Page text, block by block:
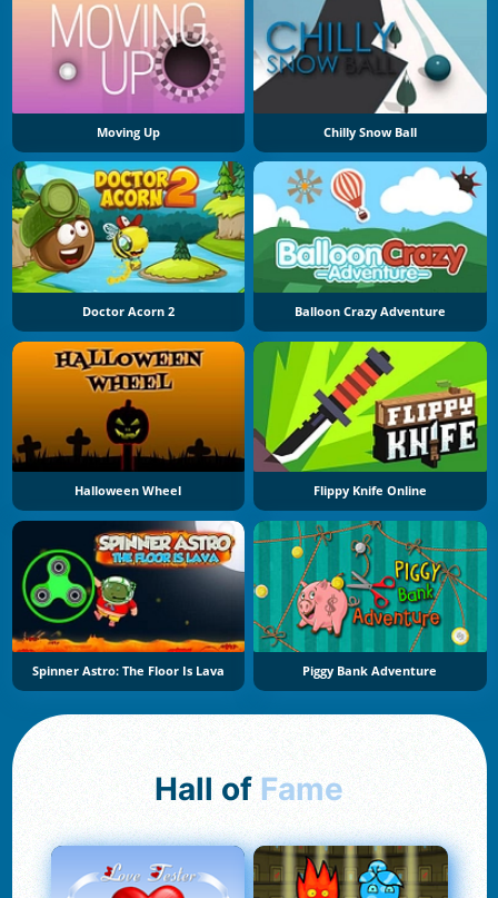
Moving Up Chilly Snow Ball
Doctor Acorn 2 Balloon Crazy Adventure
Halloween Wheel Flippy Knife Online
Spinner Astro: The Floor Is Lava Piggy Bank Adventure
Hall of Fame